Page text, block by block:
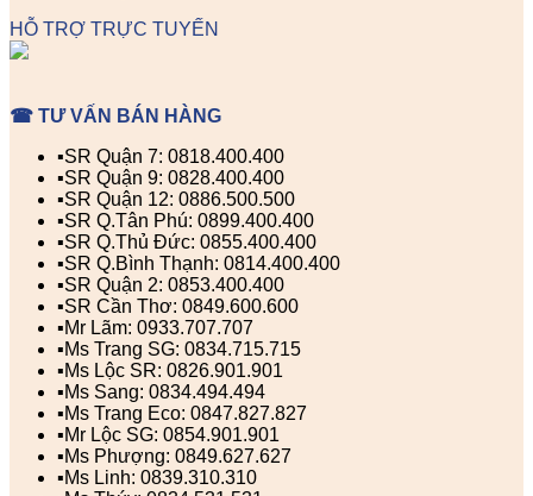
HỖ TRỢ TRỰC TUYẾN
☎ TƯ VẤN BÁN HÀNG
▪️SR Quận 7: 0818.400.400
▪️SR Quận 9: 0828.400.400
▪️SR Quận 12: 0886.500.500
▪️SR Q.Tân Phú: 0899.400.400
▪️SR Q.Thủ Đức: 0855.400.400
▪️SR Q.Bình Thạnh: 0814.400.400
▪️SR Quận 2: 0853.400.400
▪️SR Cần Thơ: 0849.600.600
▪️Mr Lãm: 0933.707.707
▪️Ms Trang SG: 0834.715.715
▪️Ms Lộc SR: 0826.901.901
▪️Ms Sang: 0834.494.494
▪️Ms Trang Eco: 0847.827.827
▪️Mr Lộc SG: 0854.901.901
▪️Ms Phượng: 0849.627.627
▪️Ms Linh: 0839.310.310